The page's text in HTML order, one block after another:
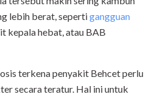
lebih berat, sepertigangguan
kepala hebat, atau BAB
terkena penyakit Behcet perlu
secara teratur. Hal ini untuk